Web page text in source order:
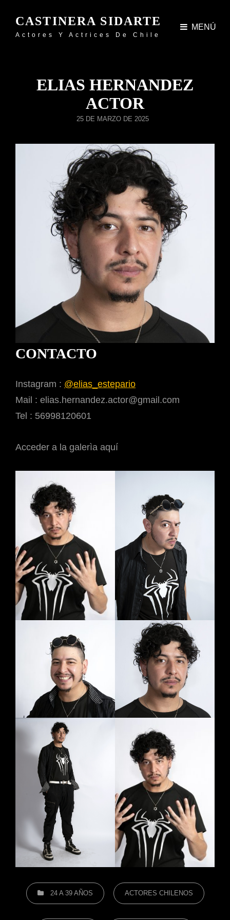
CASTINERA SIDARTE
Actores Y Actrices De Chile
MENÚ
ELIAS HERNANDEZ
ACTOR
PUBLICADO
25 DE MARZO DE 2025
CONTACTO
Instagram : @elias_estepario
Mail : elias.hernandez.actor@gmail.com
Tel : 56998120601
Acceder a la galerìa aquí
CATEGORÍAS
24 A 39 AÑOS ACTORES CHILENOS